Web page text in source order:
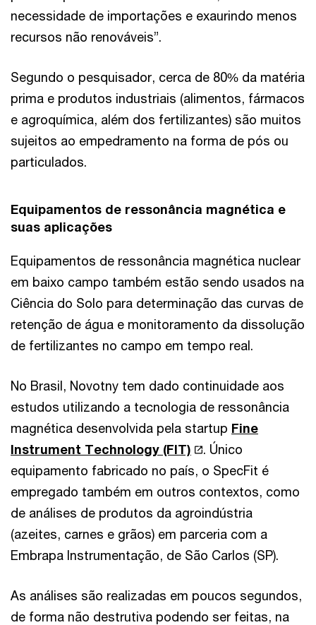
necessidade de importações e exaurindo menos
recursos não renováveis”.
Segundo o pesquisador, cerca de 80% da matéria
prima e produtos industriais (alimentos, fármacos
e agroquímica, além dos fertilizantes) são muitos
sujeitos ao empedramento na forma de pós ou
particulados.
Equipamentos de ressonância magnética e
suas aplicações
Equipamentos de ressonância magnética nuclear
em baixo campo também estão sendo usados na
Ciência do Solo para determinação das curvas de
retenção de água e monitoramento da dissolução
de fertilizantes no campo em tempo real.
No Brasil, Novotny tem dado continuidade aos
estudos utilizando a tecnologia de ressonância
magnética desenvolvida pela startup Fine
Instrument Technology (FIT)
. Único
equipamento fabricado no país, o SpecFit é
empregado também em outros contextos, como
de análises de produtos da agroindústria
(azeites, carnes e grãos) em parceria com a
Embrapa Instrumentação, de São Carlos (SP).
As análises são realizadas em poucos segundos,
de forma não destrutiva podendo ser feitas, na